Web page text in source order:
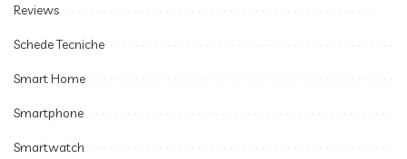
Reviews
Schede Tecniche
Smart Home
Smartphone
Smartwatch